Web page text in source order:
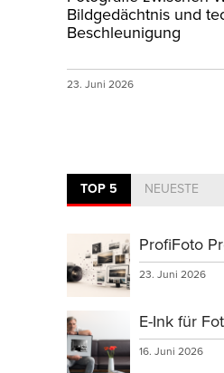
Bildgedächtnis und
Beschleunigung
23. Juni 2026
TOP 5 NEUESTE
ProfiFoto
23. Juni 2026
E-Ink für
16. Juni 2026